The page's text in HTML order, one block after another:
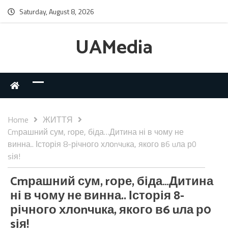
Saturday, August 8, 2026
UAMedia
Home
ЖИТТЯ
Cmрашний сум, rоре, біда…Дитина ні в чому не
винна.. Історія 8-річного хлоnчuка, якого в6 uла р0
sія!
Cmрашний сум, rоре, біда…Дитина
ні в чому не винна.. Історія 8-
річного хлоnчuка, якого в6 uла р0
sія!